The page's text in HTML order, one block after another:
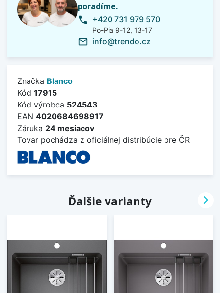
poradíme.
phone +420 731 979 570
Po-Pia 9-12, 13-17
mail_outline info@trendo.cz
Značka Blanco
Kód 17915
Kód výrobca 524543
EAN 4020684698917
Záruka 24 mesiacov
Tovar pochádza z oficiálnej distribúcie pre ČR
Ďalšie varianty 